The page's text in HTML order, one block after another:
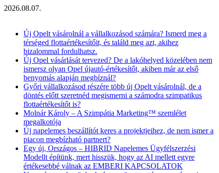
2026.08.07.
Új Opelt vásárolnál a vállalkozásod számára? Ismerd meg a
térséged flottaértékesítőit, és találd meg azt, akihez
bizalommal fordulhatsz.
Új Opel vásárlását tervezed? De a lakóhelyed közelében nem
ismersz olyan Opel újautó-értékesítőt, akiben már az első
benyomás alapján megbíznál?
Győri vállalkozásod részére több új Opelt vásárolnál, de a
döntés előtt szeretnéd megismerni a számodra szimpatikus
flottaértékesítőt is?
Molnár Károly – A Szimpátia Marketing™ szemlélet
megalkotója
Új napelemes beszállítót keres a projektjeihez, de nem ismer a
piacon megbízható partnert?
Egy új, Országos – HIBRID Napelemes Ügyfélszerzési
Modellt építünk, mert hisszük, hogy az AI mellett egyre
értékesebbé válnak az EMBERI KAPCSOLATOK